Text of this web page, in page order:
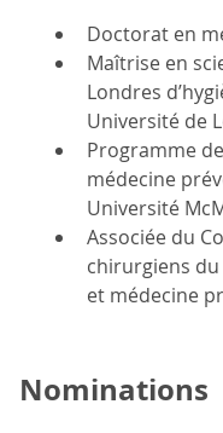
Doctorat en
Maîtrise en
Londres
Université de
Programme
médecine
Université
Associée du
chirurgiens du
et médecine
Nominations